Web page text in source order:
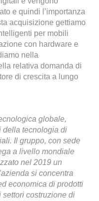
e quindi l’importanza
acquisizione gettiamo
per mobili
con hardware e
nella
relativa domanda di
di crescita a lungo
globale,
della tecnologia di
Il gruppo, con sede
a livello mondiale
nel 2019 un
si concentra
economica di prodotti
costruzione di